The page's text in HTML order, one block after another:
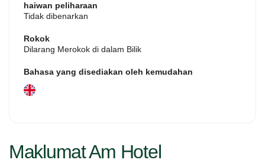
haiwan peliharaan
Tidak dibenarkan
Rokok
Dilarang Merokok di dalam Bilik
Bahasa yang disediakan oleh kemudahan
Maklumat Am Hotel